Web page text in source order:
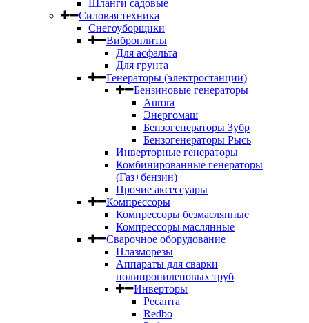
Шланги садовые
Силовая техника
Снегоуборщики
Виброплиты
Для асфальта
Для грунта
Генераторы (электростанции)
Бензиновые генераторы
Aurora
Энергомаш
Бензогенераторы Зубр
Бензогенераторы Рысь
Инверторные генераторы
Комбинированные генераторы
(Газ+бензин)
Прочие аксессуары
Компрессоры
Компрессоры безмаслянные
Компрессоры маслянные
Сварочное оборудование
Плазморезы
Аппараты для сварки
полипропиленовых труб
Инверторы
Ресанта
Redbo